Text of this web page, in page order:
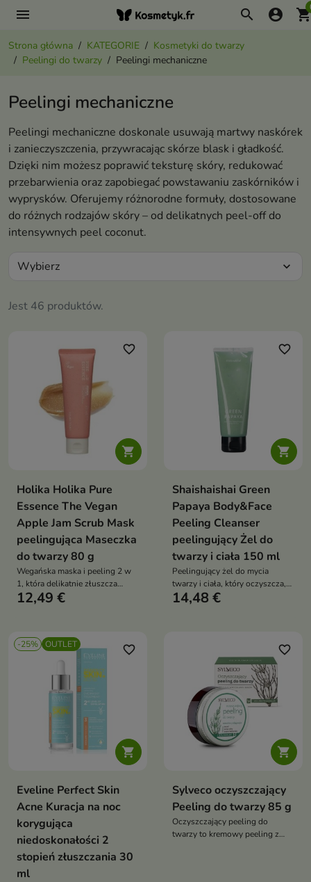
menu search account_circle
Strona główna KATEGORIE
Kosmetyki do twarzy
Peelingi do twarzy
Peelingi mechaniczne
Peelingi mechaniczne
Peelingi mechaniczne doskonale usuwają martwy naskórek
i zanieczyszczenia, przywracając skórze blask i gładkość.
Dzięki nim możesz poprawić teksturę skóry, redukować
przebarwienia oraz zapobiegać powstawaniu zaskórników i
wyprysków. Oferujemy różnorodne formuły, dostosowane
do różnych rodzajów skóry – od delikatnych peel-off do
intensywnych peel coconut.
Jest 46 produktów.
Wybierz expand_more

favorite_border
Holika Holika Pure
Essence The Vegan
Apple Jam Scrub Mask
peelingująca Maseczka
do twarzy 80 g
Wegańska maska i peeling 2 w
1, która delikatnie złuszcza
martwy naskórek, wygładza
12,49 €

favorite_border
Shaishaishai Green
Papaya Body&Face
Peeling Cleanser
peelingujący Żel do
twarzy i ciała 150 ml
Peelingujący żel do mycia
twarzy i ciała, który oczyszcza,
wygładza skórę i pomaga
14,48 €
-25% OUTLET

favorite_border
Eveline Perfect Skin
Acne Kuracja na noc
korygująca
niedoskonałości 2
stopień złuszczania 30
ml

favorite_border
Sylveco oczyszczający
Peeling do twarzy 85 g
Oczyszczający peeling do
twarzy to kremowy peeling z